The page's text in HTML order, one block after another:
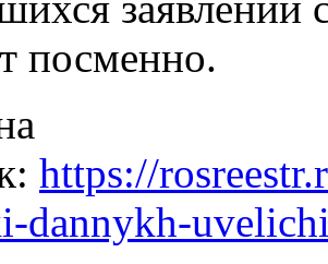
посменно.
https://
dannykh-